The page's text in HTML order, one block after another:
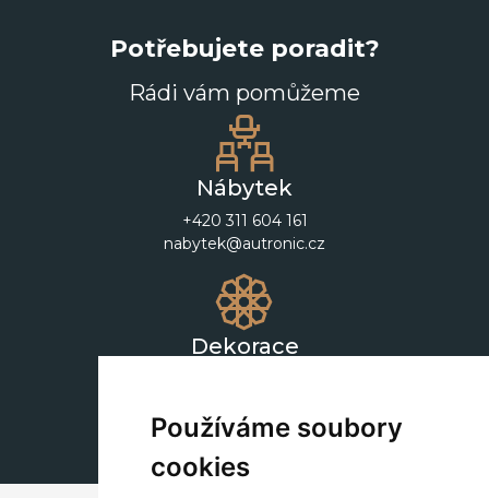
Používáme soubory
cookies
Potřebujete poradit?
Rádi vám pomůžeme
Nábytek
+420 311 604 161
nabytek@autronic.cz
Dekorace